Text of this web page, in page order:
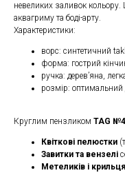
невеликих заливок кольору.
аквагриму та боді-арту.
Характеристики:
ворс: синтетичний
форма: гострий
ручка: дерев’яна,
розмір: оптимальний
Круглим пензликом TAG №4
Квіткові пелюстки
Завитки та вензелі
Метеликів і крильця